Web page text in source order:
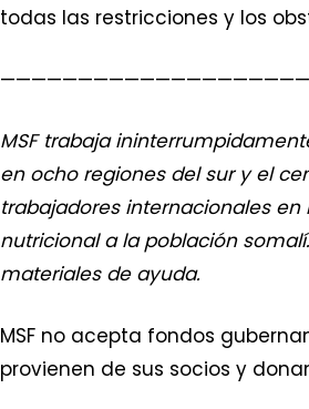
todas las restricciones y los
MSF trabaja
en ocho regiones del sur y el
trabajadores internacionales
nutricional a la población
materiales de ayuda.
MSF no acepta fondos
provienen de sus socios y